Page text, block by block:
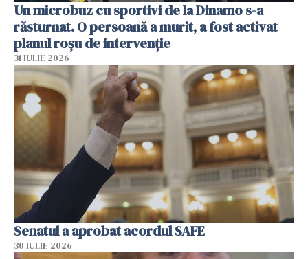
Un microbuz cu sportivi de la Dinamo s-a
răsturnat. O persoană a murit, a fost activat
planul roșu de intervenție
31 IULIE 2026
Senatul a aprobat acordul SAFE
30 IULIE 2026